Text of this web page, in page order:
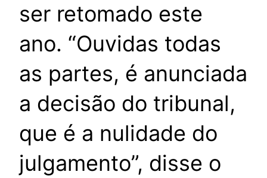
ser retomado este
ano. “Ouvidas todas
as partes, é anunciada
a decisão do tribunal,
que é a nulidade do
julgamento”, disse o